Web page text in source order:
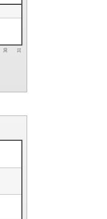
30 31